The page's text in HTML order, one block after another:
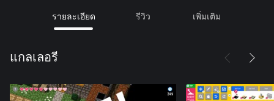
รายละเอียด รีวิว เพิ่มเติม
แกลเลอรี